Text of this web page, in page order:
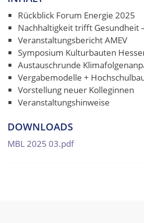
Rückblick Forum Energie 2025
Nachhaltigkeit trifft Gesundheit
Veranstaltungsbericht AMEV
Symposium Kulturbauten
Austauschrunde
Vergabemodelle +
Vorstellung neuer Kolleginnen
Veranstaltungshinweise
DOWNLOADS
MBL 2025 03.pdf